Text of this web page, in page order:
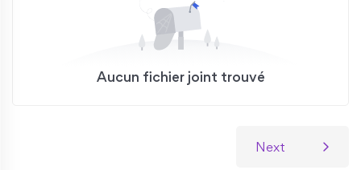
Aucun fichier joint trouvé
Next